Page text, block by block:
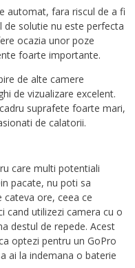
automat, fara riscul de a fi
solutie nu este perfecta
ocazia unor poze
foarte importante.
de alte camere
de vizualizare excelent.
suprafete foarte mari,
de calatorii.
care multi potentiali
pacate, nu poti sa
ore, ceea ce
cand utilizezi camera cu o
destul de repede. Acest
optezi pentru un GoPro
ai la indemana o baterie